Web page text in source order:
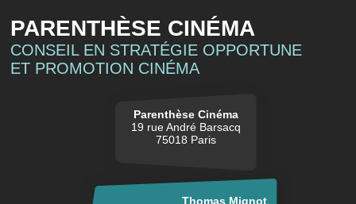
PARENTHÈSE CINÉMA
CONSEIL EN STRATÉGIE OPPORTUNE
ET PROMOTION CINÉMA
Parenthèse Cinéma
19 rue André Barsacq
75018 Paris
Thomas Mignot